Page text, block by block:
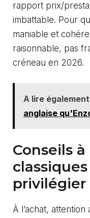
rapport prix/
imbattable. Pour
maniable et
raisonnable, pas
créneau en 2026.
A lire
anglaise
Conseils à
privilégier
À l’achat,